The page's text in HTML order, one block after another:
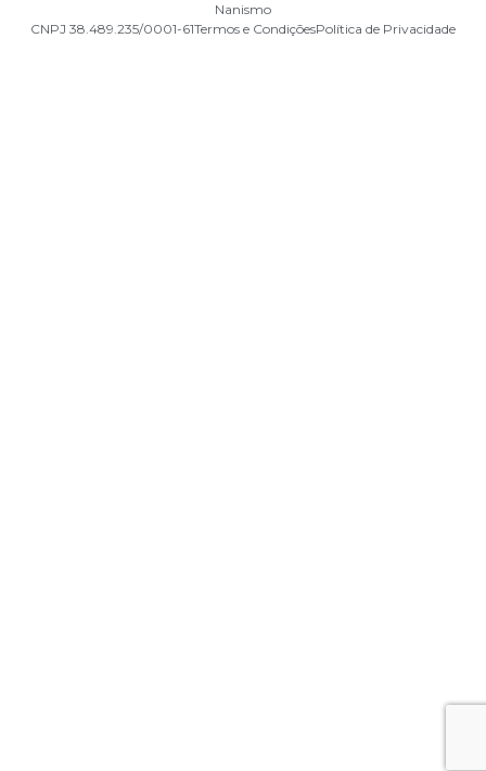
Nanismo
CNPJ 38.489.235/0001-61Termos e CondiçõesPolítica de Privacidade